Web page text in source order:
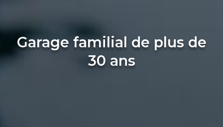
Garage familial de plus de
30 ans